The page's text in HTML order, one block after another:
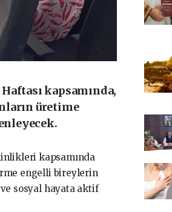
kapsamında,
üretime
kapsamında
engelli bireylerin
sosyal hayata aktif